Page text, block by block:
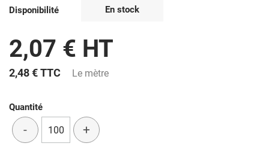
Disponibilité En stock
2,07 € HT
2,48 €TTC Le mètre
Quantité
- +